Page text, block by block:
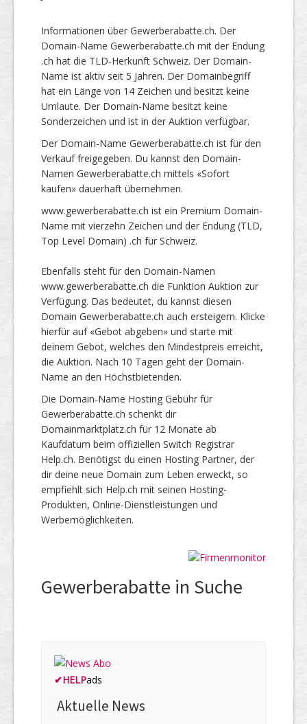
Informationen über Gewerberabatte.ch. Der
Domain-Name Gewerberabatte.ch mit der Endung
.ch hat die TLD-Herkunft Schweiz. Der Domain-
Name ist aktiv seit 5 Jahren. Der Domainbegriff
hat ein Länge von 14 Zeichen und besitzt keine
Umlaute. Der Domain-Name besitzt keine
Sonderzeichen und ist in der Auktion verfügbar.
Der Domain-Name Gewerberabatte.ch ist für den
Verkauf freigegeben. Du kannst den Domain-
Namen Gewerberabatte.ch mittels «Sofort
kaufen» dauerhaft übernehmen.
www.gewerberabatte.ch ist ein Premium Domain-
Name mit vierzehn Zeichen und der Endung (TLD,
Top Level Domain) .ch für Schweiz.
Ebenfalls steht für den Domain-Namen
www.gewerberabatte.ch die Funktion Auktion zur
Verfügung. Das bedeutet, du kannst diesen
Domain Gewerberabatte.ch auch ersteigern. Klicke
hierfür auf «Gebot abgeben» und starte mit
deinem Gebot, welches den Mindestpreis erreicht,
die Auktion. Nach 10 Tagen geht der Domain-
Name an den Höchstbietenden.
Die Domain-Name Hosting Gebühr für
Gewerberabatte.ch schenkt dir
Domainmarktplatz.ch für 12 Monate ab
Kaufdatum beim offiziellen Switch Registrar
Help.ch. Benötigst du einen Hosting Partner, der
dir deine neue Domain zum Leben erweckt, so
empfiehlt sich Help.ch mit seinen Hosting-
Produkten, Online-Dienstleistungen und
Werbemöglichkeiten.
Gewerberabatte in Suche
✔HELPads
Aktuelle News